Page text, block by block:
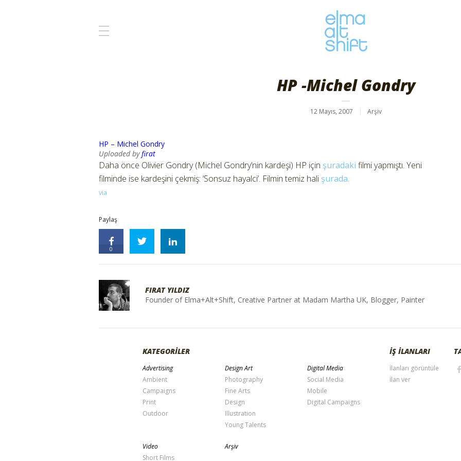
HP -Michel Gondry
12 Mayıs, 2007 Arşiv
HP – Michel Gondry
Uploaded byfirat
Daha önce Olivier Gondry (Michel Gondry’nin kardeşi) HP için şuradaki filmi yapmıştı. Yeni
filminde ise kardeşini çekmiş: ‘Sonsuz hayalci’. Filmin temiz hali şurada.
via
Paylaş
0
FIRAT YILDIZ
Founder of Elma+Alt+Shift, Creative Partner at Madam Martha UK, Blogger, Painter
KATEGORİLER
Advertising
Ambient
Campaigns
Print
Outdoor
Design Art
Photography
Fine Arts
Design
Illustration
Young Talents
Digital Media
Social Media
Mobile
Digital Campaigns
Video
Short Films
Arşiv
İŞ İLANLARI
İlanları görüntüle
İlan ver